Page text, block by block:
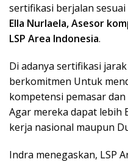
sertifikasi berjalan
Ella Nurlaela, Asesor
LSP Area Indonesia.
Di adanya sertifikasi
berkomitmen Untuk
kompetensi pemasar
Agar mereka dapat lebih
kerja nasional maupun
Indra menegaskan, LSP